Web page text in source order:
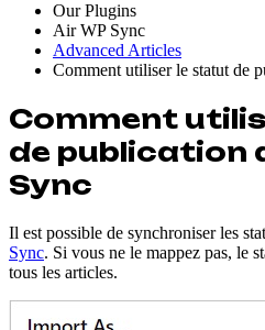
Our Plugins
Air WP Sync
Advanced Articles
Comment utiliser le statut de
Comment
de publication
Sync
Il est possible de synchroniser les
Sync. Si vous ne le mappez pas, le
tous les articles.